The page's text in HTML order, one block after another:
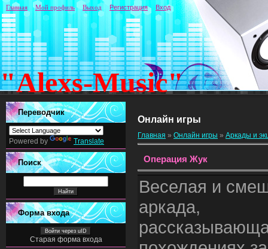
"Alexs-Music"
Главная Мой профиль Выход Регистрация Вход
Переводчик
Powered by Translate
Поиск
Форма входа
Войти через uID
Старая форма входа
Онлайн игры
Главная » Онлайн игры » Аркады и
Операция Жук
Веселая и
аркада,